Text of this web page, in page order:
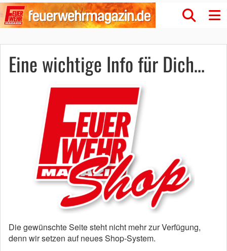
Eine wichtige Info für Dich…
Die gewünschte Seite steht nicht mehr zur Verfügung,
denn wir setzen auf neues Shop-System.